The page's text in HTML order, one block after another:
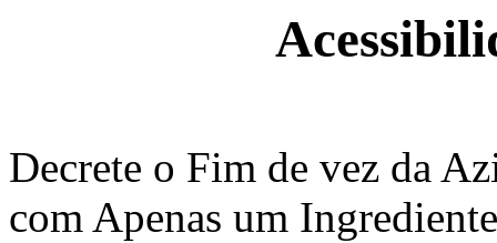
Decrete o Fim de vez da
com Apenas um Ingrediente